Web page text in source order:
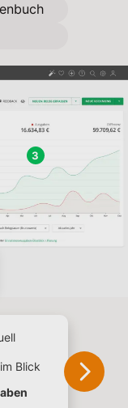
3
Blick